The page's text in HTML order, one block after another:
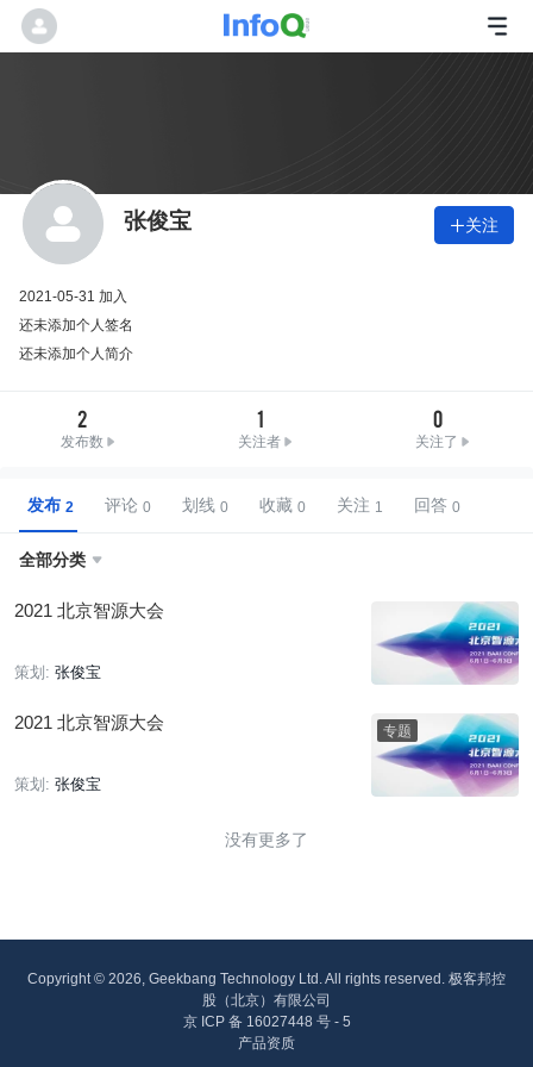
张俊宝 关注
2021-05-31 加入
还未添加个人签名
还未添加个人简介
2
发布数
1
关注者
0
关注了
发布 评论 划线 收藏 关注 回答
全部分类 
2021 北京智源大会
策划: 张俊宝
2021 北京智源大会
策划: 张俊宝
没有更多了
Copyright © 2026, Geekbang Technology Ltd. All rights reserved. 极客邦控
股（北京）有限公司
京 ICP 备 16027448 号 - 5
产品资质